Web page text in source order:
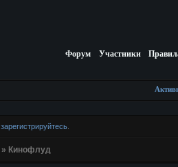
Форум Участники
зарегистрируйтесь.
» Кинофлуд